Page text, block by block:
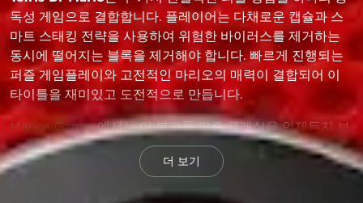
독성 게임으로 결합합니다. 플레이어는 다채로운 캡슐과 스
마트 스태킹 전략을 사용하여 위험한 바이러스를 제거하는
동시에 떨어지는 블록을 제거해야 합니다. 빠르게 진행되는
퍼즐 게임플레이와 고전적인 마리오의 매력이 결합되어 이
타이틀을 재미있고 도전적으로 만듭니다.
Marios.Games에서는 이 복고풍 퍼즐 클래식을 언제든지 브
라우저에서 직접 즐길 수 있습니다. 더 많은Dr Mario World
House Calls
더 보기